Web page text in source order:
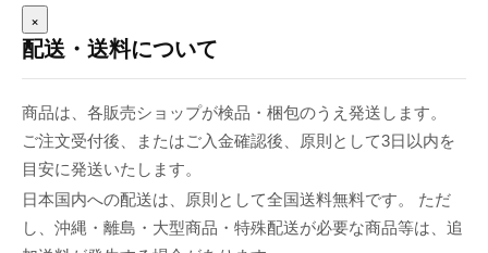
×
配送・送料について
商品は、各販売ショップが検品・梱包のうえ発送します。
ご注文受付後、またはご入金確認後、原則として3日以内を
目安に発送いたします。
日本国内への配送は、原則として全国送料無料です。 ただ
し、沖縄・離島・大型商品・特殊配送が必要な商品等は、追